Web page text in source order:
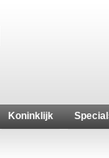
Koninklijk